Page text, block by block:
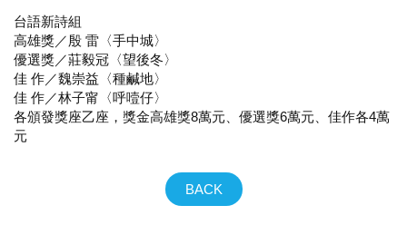
台語新詩組
高雄獎／殷 雷〈手中城〉
優選獎／莊毅冠〈望後冬〉
佳 作／魏崇益〈種鹹地〉
佳 作／林子甯〈呼噎仔〉
各頒發獎座乙座，獎金高雄獎8萬元、優選獎6萬元、佳作各4萬
元
BACK